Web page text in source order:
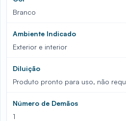
Branco
Ambiente Indicado
Exterior e interior
Diluição
Produto pronto para uso, não
Número de Demãos
1